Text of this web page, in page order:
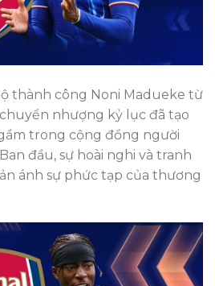
thành công Noni Madueke từ
nhượng kỷ lục đã tạo
trong cộng đồng người
đầu, sự hoài nghi và tranh
ánh sự phức tạp của thương